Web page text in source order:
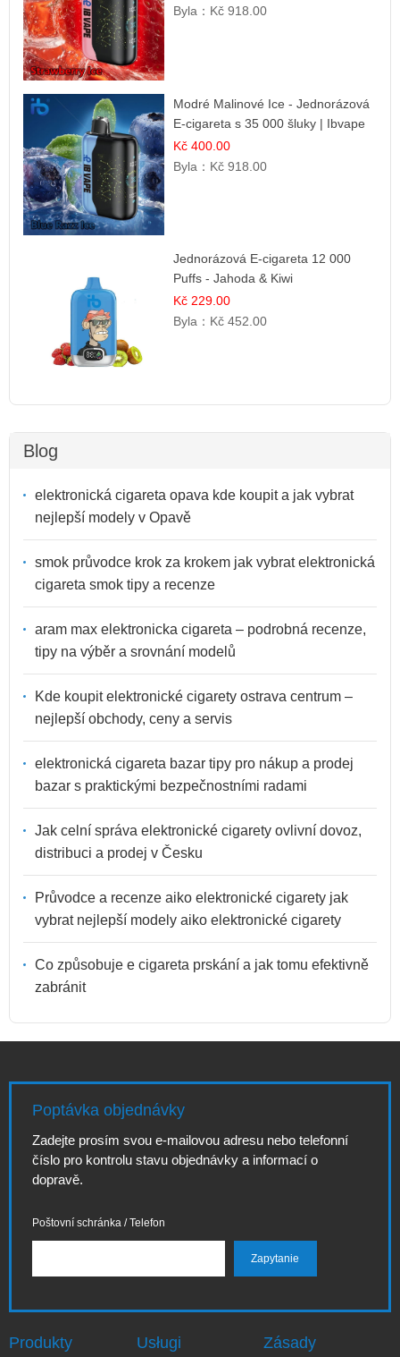
Byla： Kč 918.00
Modré Malinové Ice - Jednorázová
E-cigareta s 35 000 šluky | Ibvape
Kč 400.00
Byla： Kč 918.00
Jednorázová E-cigareta 12 000
Puffs - Jahoda & Kiwi
Kč 229.00
Byla： Kč 452.00
Blog
elektronická cigareta opava kde koupit a jak vybrat
nejlepší modely v Opavě
smok průvodce krok za krokem jak vybrat elektronická
cigareta smok tipy a recenze
aram max elektronicka cigareta – podrobná recenze,
tipy na výběr a srovnání modelů
Kde koupit elektronické cigarety ostrava centrum –
nejlepší obchody, ceny a servis
elektronická cigareta bazar tipy pro nákup a prodej
bazar s praktickými bezpečnostními radami
Jak celní správa elektronické cigarety ovlivní dovoz,
distribuci a prodej v Česku
Průvodce a recenze aiko elektronické cigarety jak
vybrat nejlepší modely aiko elektronické cigarety
Co způsobuje e cigareta prskání a jak tomu efektivně
zabránit
Poptávka objednávky
Zadejte prosím svou e-mailovou adresu nebo telefonní
číslo pro kontrolu stavu objednávky a informací o
dopravě.
Poštovní schránka / Telefon
Produkty Usługi Zásady